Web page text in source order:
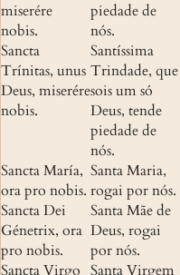
miserére
nobis.
piedade de
nós.
Sancta
Trínitas, unus
Deus, miserére
nobis.
Santíssima
Trindade, que
sois um só
Deus, tende
piedade de
nós.
Sancta María,
ora pro nobis.
Santa Maria,
rogai por nós.
Sancta Dei
Génetrix, ora
pro nobis.
Santa Mãe de
Deus, rogai
por nós.
Sancta Virgo Santa Virgem